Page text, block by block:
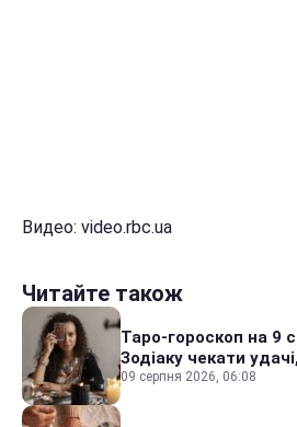
Видео: video.rbc.ua
Читайте також
Таро-гороскоп на 9
Зодіаку чекати
09 серпня 2026, 06:08